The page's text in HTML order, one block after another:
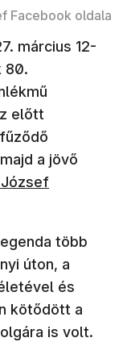
Facebook oldala
március 12-
80.
előtt
a jövő
nyílik meg)
több
úton, a
és
kötődött a
is volt.